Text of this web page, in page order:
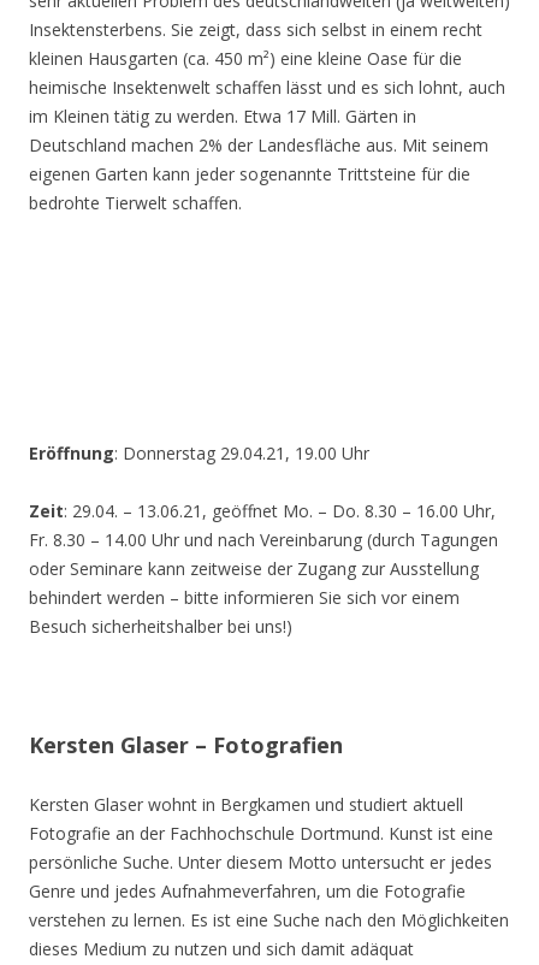
Insektensterbens. Sie zeigt, dass sich selbst in einem recht
kleinen Hausgarten (ca. 450 m²) eine kleine Oase für die
heimische Insektenwelt schaffen lässt und es sich lohnt, auch
im Kleinen tätig zu werden. Etwa 17 Mill. Gärten in
Deutschland machen 2% der Landesfläche aus. Mit seinem
eigenen Garten kann jeder sogenannte Trittsteine für die
bedrohte Tierwelt schaffen.
Eröffnung: Donnerstag 29.04.21, 19.00 Uhr
Zeit: 29.04. – 13.06.21, geöffnet Mo. – Do. 8.30 – 16.00 Uhr,
Fr. 8.30 – 14.00 Uhr und nach Vereinbarung (durch Tagungen
oder Seminare kann zeitweise der Zugang zur Ausstellung
behindert werden – bitte informieren Sie sich vor einem
Besuch sicherheitshalber bei uns!)
Kersten Glaser – Fotografien
Kersten Glaser wohnt in Bergkamen und studiert aktuell
Fotografie an der Fachhochschule Dortmund. Kunst ist eine
persönliche Suche. Unter diesem Motto untersucht er jedes
Genre und jedes Aufnahmeverfahren, um die Fotografie
verstehen zu lernen. Es ist eine Suche nach den Möglichkeiten
dieses Medium zu nutzen und sich damit adäquat